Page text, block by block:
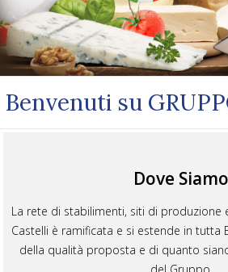
Benvenuti su
Dove Siamo
La rete di stabilimenti, siti di produzione
Castelli è ramificata e si estende in tutta
della qualità proposta e di quanto